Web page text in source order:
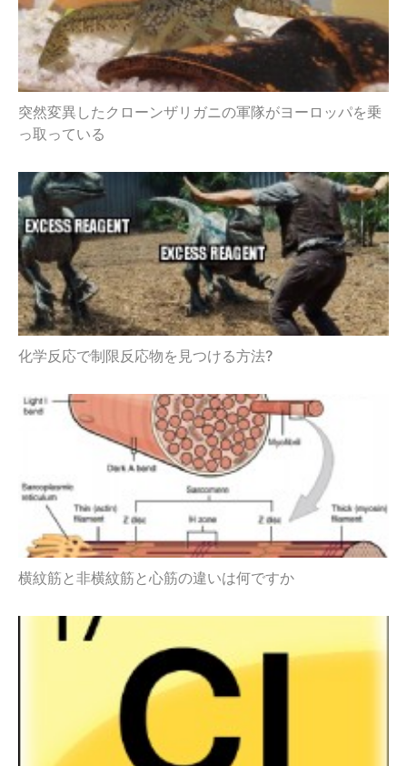
突然変異したクローンザリガニの軍隊がヨーロッパを乗
っ取っている
化学反応で制限反応物を見つける方法?
横紋筋と非横紋筋と心筋の違いは何ですか